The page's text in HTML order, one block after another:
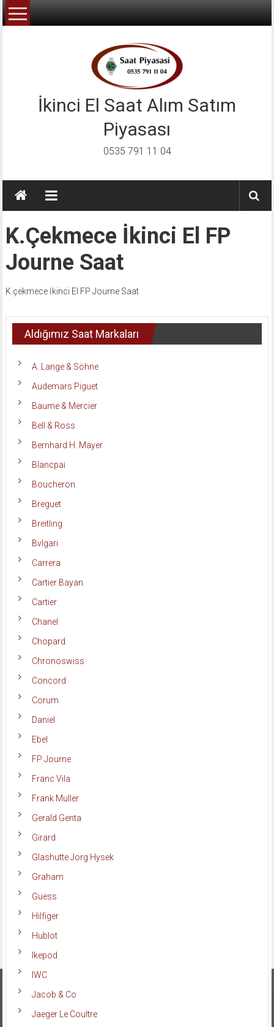
İçeriğe
geç
İkinci El Saat Alım Satım
Piyasası
0535 791 11 04
K.çekmece İkinci El FP
Journe Saat
K.çekmece İkinci El FP Journe Saat
Aldığımız Saat Markaları
A. Lange & Söhne
Audemars Piguet
Baume & Mercier
Bell & Ross
Bernhard H. Mayer
Blancpai
Boucheron
Breguet
Breitling
Bvlgari
Carrera
Cartier Bayan
Cartier
Chanel
Chopard
Chronoswiss
Concord
Corum
Daniel
Ebel
FP Journe
Franc Vila
Frank Muller
Gerald Genta
Girard
Glashutte Jorg Hysek
Graham
Guess
Hilfiger
Hublot
Ikepod
IWC
Jacob & Co
Jaeger Le Coultre